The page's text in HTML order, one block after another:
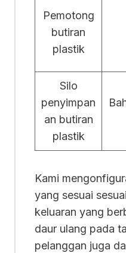
Pemotong
butiran
plastik
Silo
penyimpan
an butiran
plastik
Kami
yang sesuai
keluaran yang
daur ulang pada
pelanggan juga